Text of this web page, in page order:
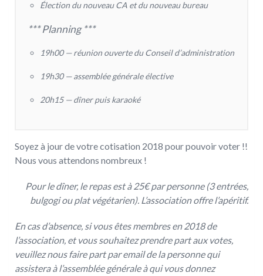
Élection du nouveau CA et du nouveau bureau
*** Planning ***
19h00 — réunion ouverte du Conseil d’administration
19h30 — assemblée générale élective
20h15 — dîner puis karaoké
Soyez à jour de votre cotisation 2018 pour pouvoir voter !!
Nous vous attendons nombreux !
Pour le dîner, le repas est à 25€ par personne (3 entrées,
bulgogi ou plat végétarien). L’association offre l’apéritif.
En cas d’absence, si vous êtes membres en 2018 de
l’association, et vous souhaitez prendre part aux votes,
veuillez nous faire part par email de la personne qui
assistera à l’assemblée générale à qui vous donnez